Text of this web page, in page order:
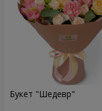
Букет "Шедевр"